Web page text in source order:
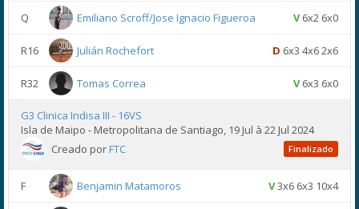
Q Emiliano Scroff/Jose Ignacio Figueroa V6x2 6x0
R16 Julián Rochefort D 6x3 4x6 2x6
R32 Tomas Correa V6x3 6x0
G3 Clinica Indisa III - 16VS
Isla de Maipo - Metropolitana de Santiago, 19 Jul à 22 Jul 2024
Creado porFTC Finalizado
F Benjamin Matamoros V3x6 6x3 10x4